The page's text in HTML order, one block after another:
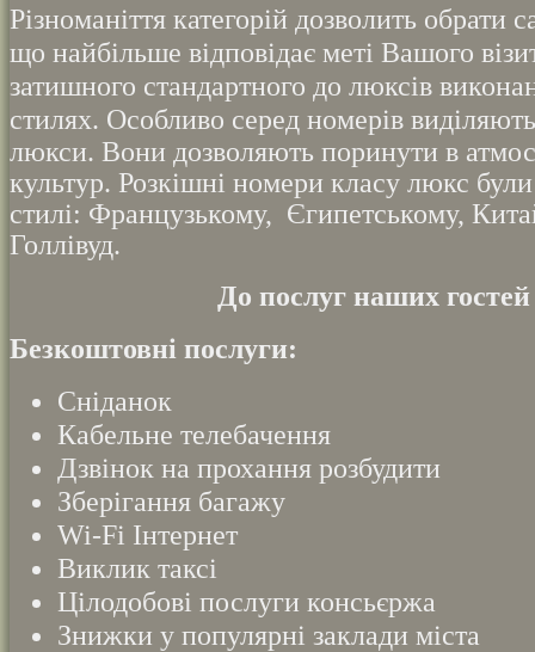
Різноманіття категорій дозволить обрати
що найбільше відповідає меті Вашого
затишного стандартного до люксів
стилях. Особливо серед номерів
люкси. Вони дозволяють поринути в
культур. Розкішні номери класу люкс
стилі: Французькому, Єгипетському,
Голлівуд.
До послуг наших гостей
Безкоштовні послуги:
Сніданок
Кабельне телебачення
Дзвінок на прохання розбудити
Зберігання багажу
Wi-Fi Інтернет
Виклик таксі
Цілодобові послуги консьєржа
Знижки у популярні заклади міста